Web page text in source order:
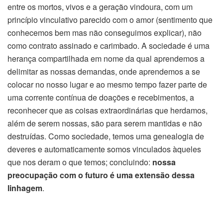
entre os mortos, vivos e a geração vindoura, com um
princípio vinculativo parecido com o amor (sentimento que
conhecemos bem mas não conseguimos explicar), não
como contrato assinado e carimbado. A sociedade é uma
herança compartilhada em nome da qual aprendemos a
delimitar as nossas demandas, onde aprendemos a se
colocar no nosso lugar e ao mesmo tempo fazer parte de
uma corrente contínua de doações e recebimentos, a
reconhecer que as coisas extraordinárias que herdamos,
além de serem nossas, são para serem mantidas e não
destruídas. Como sociedade, temos uma genealogia de
deveres e automaticamente somos vinculados àqueles
que nos deram o que temos; concluindo: nossa
preocupação com o futuro é uma extensão dessa
linhagem.